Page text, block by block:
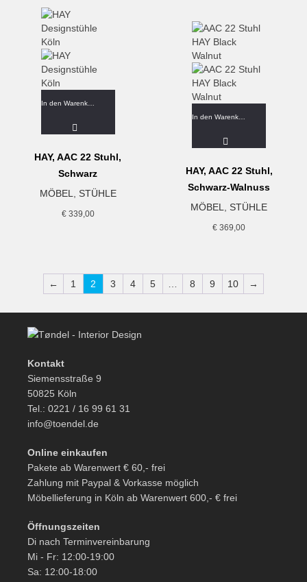
HAY, AAC 22 Stuhl,
Schwarz
MÖBEL
STÜHLE
€339,00
HAY, AAC 22 Stuhl,
Schwarz-Walnuss
MÖBEL
STÜHLE
€ 369,00
← 1 2 3 4 5 8 9 10 →
Kontakt
Siemensstraße 9
50825 Köln
Tel.: 0221 / 16 99 61 31
info@toendel.de
Online einkaufen
Pakete ab Warenwert € 60,- frei
Zahlung mit Paypal & Vorkasse möglich
Möbellieferung in Köln ab Warenwert 600,- € frei
Öffnungszeiten
Di nach Terminvereinbarung
Mi - Fr: 12:00-19:00
Sa: 12:00-18:00